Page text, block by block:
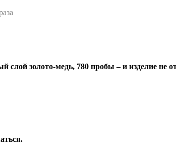
золото-медь, 780 пробы – и изделие не